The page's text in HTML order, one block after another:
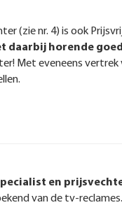
(zie nr. 4) is ook
daarbij horende
Met eveneens vertrek
en
van de tv-